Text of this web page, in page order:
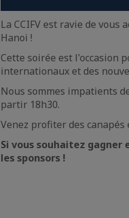
La CCIFV est ravie de vous
Hanoi !
Cette soirée est l'occasion
internationaux et des
Nous sommes impatients
partir 18h30.
Venez profiter des
Si vous souhaitez
les sponsors !